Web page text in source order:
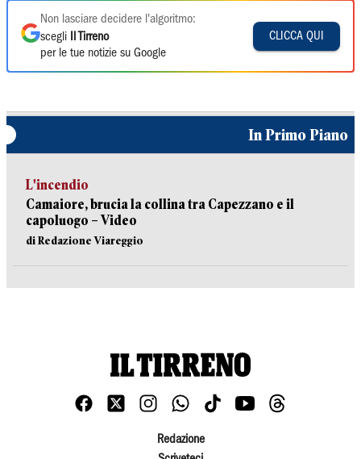
Non lasciare decidere l'algoritmo:
scegli
Il Tirreno
per le tue notizie su Google
CLICCA QUI
In Primo Piano
L'incendio
Camaiore, brucia la collina tra Capezzano e il
capoluogo – Video
di Redazione Viareggio
Redazione